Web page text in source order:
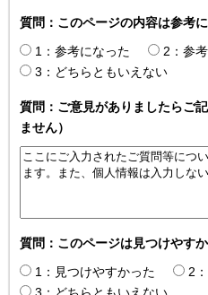
質問：このページの内容は参考
1：参考になった
2：参
3：どちらともいえない
質問：ご意見がありましたらご
ません）
質問：このページは見つけやす
1：見つけやすかった
2
3：どちらともいえない